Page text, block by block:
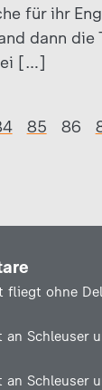
für ihr
dann die
[…]
85 86
fliegt ohne
an Schleuser
an Schleuser